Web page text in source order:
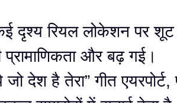
दृश्य रियल लोकेशन पर शूट
और बढ़ गई।
देश है तेरा” गीत एयरपोर्ट,